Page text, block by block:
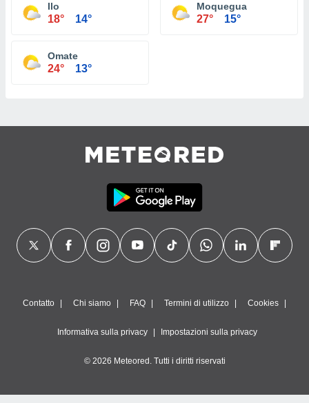
Ilo
18° 14°
Moquegua
27° 15°
Omate
24° 13°
Contatto Chi siamo FAQ Termini di utilizzo Cookies
Informativa sulla privacy Impostazioni sulla privacy
© 2026 Meteored. Tutti i diritti riservati